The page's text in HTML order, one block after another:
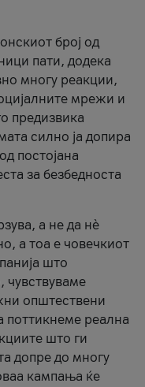
број од
пати, додека
многу реакции,
мрежи и
предизвика
силно ја допира
постојана
за безбедноста
а не да нè
а тоа е човечкиот
што
чувствуваме
општествени
поттикнеме реална
што ги
допре до многу
кампања ќе